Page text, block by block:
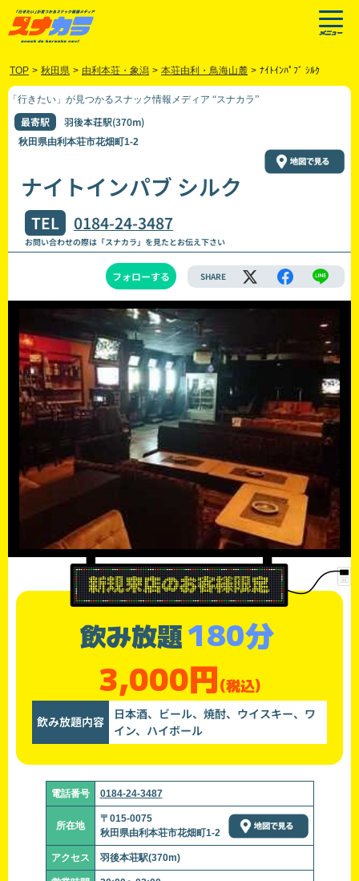
TOP > 秋田県 > 由利本荘・象潟 > 本荘由利・鳥海山麓 > ﾅｲﾄｲﾝﾊﾟﾌﾞ ｼﾙｸ
「行きたい」が見つかるスナック情報メディア “スナカラ”
最寄駅 羽後本荘駅(370m)
秋田県由利本荘市花畑町1-2
ナイトインパブ シルク
TEL 0184-24-3487
お問い合わせの際は「スナカラ」を見たとお伝え下さい
フォローする SHARE
飲み放題180分
3,000円(税込)
飲み放題内容
日本酒、ビール、焼酎、ウイスキー、ワ
イン、ハイボール
電話番号 0184-24-3487
所在地
〒015-0075
秋田県由利本荘市花畑町1-2
アクセス 羽後本荘駅(370m)